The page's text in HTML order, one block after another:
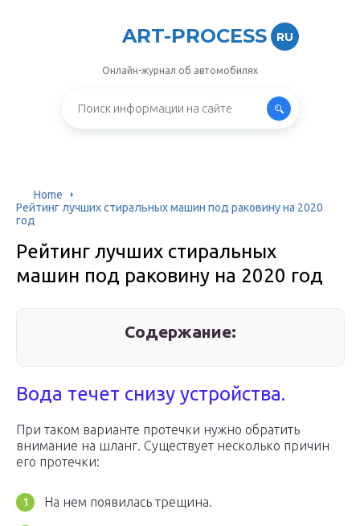
ART-PROCESS RU
Онлайн-журнал об автомобилях
Home
Рейтинг лучших стиральных машин под раковину на 2020
год
Рейтинг лучших стиральных
машин под раковину на 2020 год
Содержание:
Вода течет снизу устройства.
При таком варианте протечки нужно обратить
внимание на шланг. Существует несколько причин
его протечки:
На нем появилась трещина.